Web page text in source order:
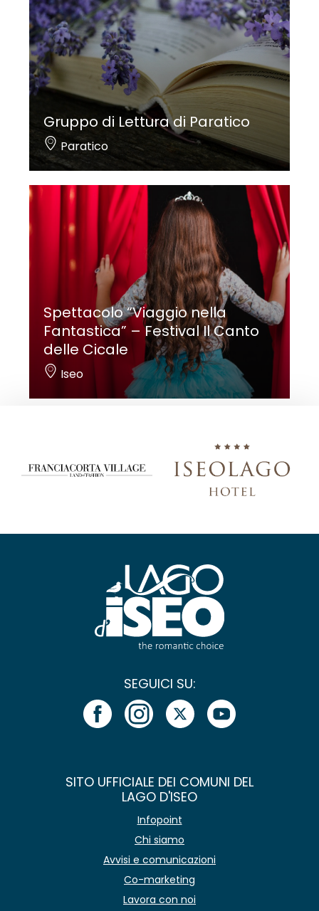
Gruppo di Lettura di Paratico
Paratico
Spettacolo “Viaggio nella
Fantastica” – Festival Il Canto
delle Cicale
Iseo
SEGUICI SU:
SITO UFFICIALE DEI COMUNI DEL
LAGO D'ISEO
Infopoint
Chi siamo
Avvisi e comunicazioni
Co-marketing
Lavora con noi